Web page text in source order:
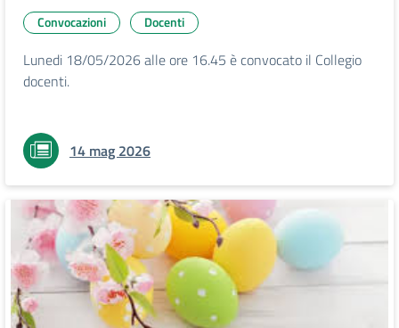
Convocazioni Docenti
Lunedi 18/05/2026 alle ore 16.45 è convocato il Collegio
docenti.
14 mag 2026